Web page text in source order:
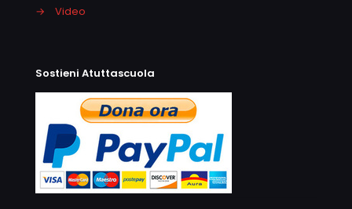
→
Video
Sostieni Atuttascuola